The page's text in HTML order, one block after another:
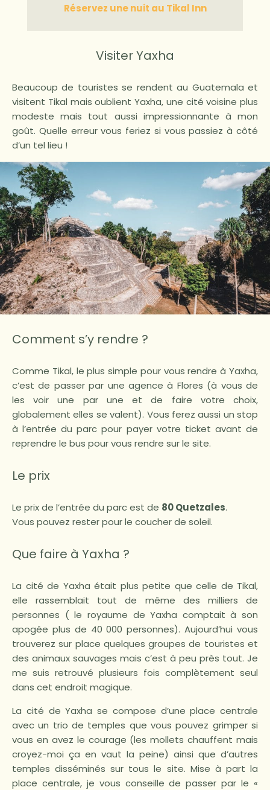
Réservez une nuit au Tikal Inn
Visiter Yaxha
Beaucoup de touristes se rendent au Guatemala et
visitent Tikal mais oublient Yaxha, une cité voisine plus
modeste mais tout aussi impressionnante à mon
goût. Quelle erreur vous feriez si vous passiez à côté
d’un tel lieu !
Comment s’y rendre ?
Comme Tikal, le plus simple pour vous rendre à Yaxha,
c’est de passer par une agence à Flores (à vous de
les voir une par une et de faire votre choix,
globalement elles se valent). Vous ferez aussi un stop
à l’entrée du parc pour payer votre ticket avant de
reprendre le bus pour vous rendre sur le site.
Le prix
Le prix de l’entrée du parc est de 80 Quetzales.
Vous pouvez rester pour le coucher de soleil.
Que faire à Yaxha ?
La cité de Yaxha était plus petite que celle de Tikal,
elle rassemblait tout de même des milliers de
personnes ( le royaume de Yaxha comptait à son
apogée plus de 40 000 personnes). Aujourd’hui vous
trouverez sur place quelques groupes de touristes et
des animaux sauvages mais c’est à peu près tout. Je
me suis retrouvé plusieurs fois complètement seul
dans cet endroit magique.
La cité de Yaxha se compose d’une place centrale
avec un trio de temples que vous pouvez grimper si
vous en avez le courage (les mollets chauffent mais
croyez-moi ça en vaut la peine) ainsi que d’autres
temples disséminés sur tous le site. Mise à part la
place centrale, je vous conseille de passer par le «